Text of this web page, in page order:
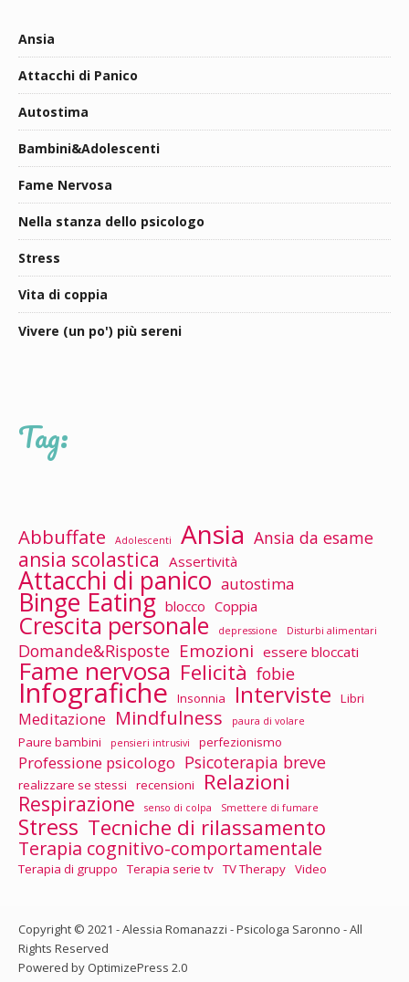
Ansia
Attacchi di Panico
Autostima
Bambini&Adolescenti
Fame Nervosa
Nella stanza dello psicologo
Stress
Vita di coppia
Vivere (un po') più sereni
Tag:
Abbuffate Adolescenti Ansia Ansia da esame
ansia scolastica Assertività
Attacchi di panico autostima
Binge Eating blocco Coppia
Crescita personale depressione Disturbi alimentari
Domande&Risposte Emozioni essere bloccati
Fame nervosa Felicità fobie
Infografiche Insonnia Interviste Libri
Meditazione Mindfulness paura di volare
Paure bambini pensieri intrusivi perfezionismo
Professione psicologo Psicoterapia breve
realizzare se stessi recensioni Relazioni
Respirazione senso di colpa Smettere di fumare
Stress Tecniche di rilassamento
Terapia cognitivo-comportamentale
Terapia di gruppo Terapia serie tv TV Therapy Video
Copyright © 2021 - Alessia Romanazzi - Psicologa Saronno - All
Rights Reserved
Powered by OptimizePress 2.0